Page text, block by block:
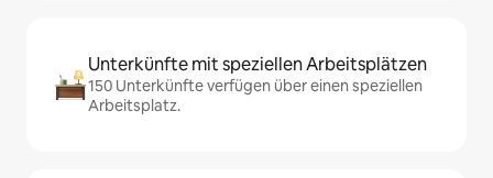
Unterkünfte mit speziellen Arbeitsplätzen
150 Unterkünfte verfügen über einen speziellen
Arbeitsplatz.